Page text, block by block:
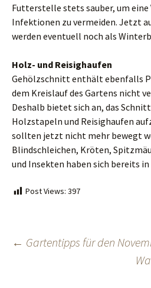
Futterstelle stets sauber, um
Infektionen zu vermeiden. Jetzt
werden eventuell noch als
Holz- und Reisighaufen
Gehölzschnitt enthält ebenfalls
dem Kreislauf des Gartens nicht
Deshalb bietet sich an, das
Holzstapeln und Reisighaufen
sollten jetzt nicht mehr bewegt
Blindschleichen, Kröten,
und Insekten haben sich bereits
Post Views: 397
← Gartentipps für den